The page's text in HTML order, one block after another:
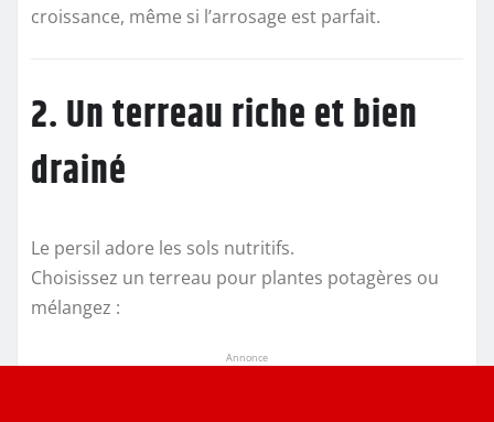
croissance, même si l’arrosage est parfait.
2. Un terreau riche et bien
drainé
Le persil adore les sols nutritifs.
Choisissez un terreau pour plantes potagères ou
mélangez :
Annonce